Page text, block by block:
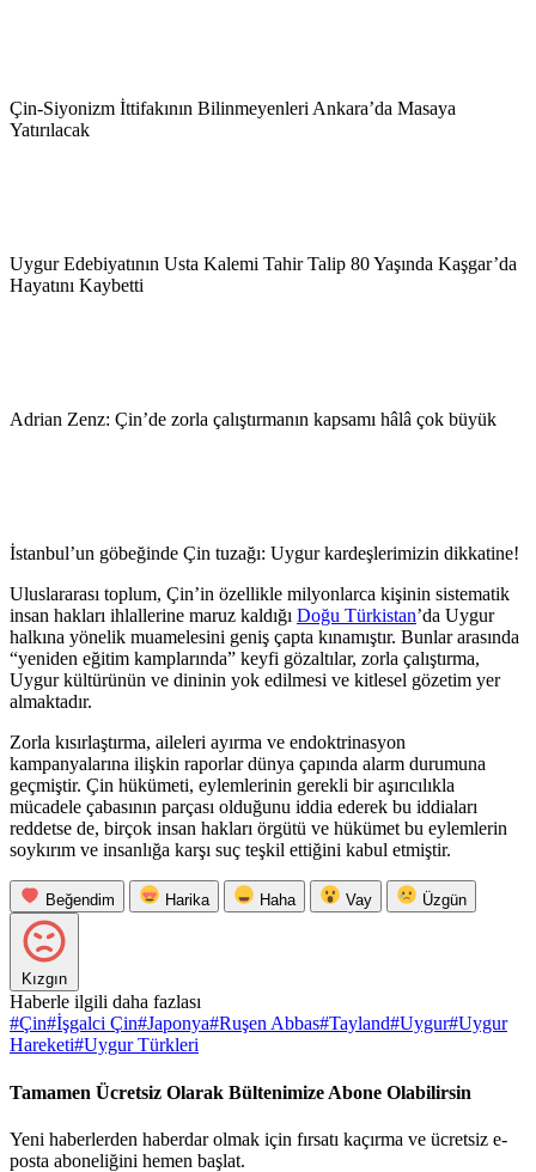
Çin-Siyonizm İttifakının Bilinmeyenleri Ankara’da Masaya
Yatırılacak
Uygur Edebiyatının Usta Kalemi Tahir Talip 80 Yaşında Kaşgar’da
Hayatını Kaybetti
Adrian Zenz: Çin’de zorla çalıştırmanın kapsamı hâlâ çok büyük
İstanbul’un göbeğinde Çin tuzağı: Uygur kardeşlerimizin dikkatine!
Uluslararası toplum, Çin’in özellikle milyonlarca kişinin sistematik
insan hakları ihlallerine maruz kaldığı Doğu Türkistan’da Uygur
halkına yönelik muamelesini geniş çapta kınamıştır. Bunlar arasında
“yeniden eğitim kamplarında” keyfi gözaltılar, zorla çalıştırma,
Uygur kültürünün ve dininin yok edilmesi ve kitlesel gözetim yer
almaktadır.
Zorla kısırlaştırma, aileleri ayırma ve endoktrinasyon
kampanyalarına ilişkin raporlar dünya çapında alarm durumuna
geçmiştir. Çin hükümeti, eylemlerinin gerekli bir aşırıcılıkla
mücadele çabasının parçası olduğunu iddia ederek bu iddiaları
reddetse de, birçok insan hakları örgütü ve hükümet bu eylemlerin
soykırım ve insanlığa karşı suç teşkil ettiğini kabul etmiştir.
Beğendim Harika Haha Vay Üzgün
Kızgın
Haberle ilgili daha fazlası
#Çin#İşgalci Çin#Japonya#Ruşen Abbas#Tayland#Uygur#Uygur
Hareketi#Uygur Türkleri
Tamamen Ücretsiz Olarak Bültenimize Abone Olabilirsin
Yeni haberlerden haberdar olmak için fırsatı kaçırma ve ücretsiz e-
posta aboneliğini hemen başlat.